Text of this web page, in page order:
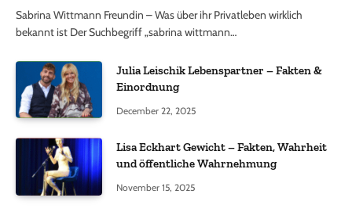
Sabrina Wittmann Freundin – Was über ihr Privatleben wirklich
bekannt ist Der Suchbegriff „sabrina wittmann…
Julia Leischik Lebenspartner – Fakten &
Einordnung
December 22, 2025
Lisa Eckhart Gewicht – Fakten, Wahrheit
und öffentliche Wahrnehmung
November 15, 2025